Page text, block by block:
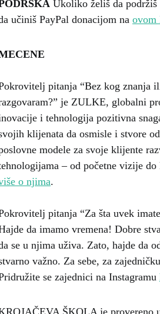
Ukoliko želiš da podržiš
učiniš PayPal donacijom na ovom
pitanja “Bez kog znanja
je ZULKE, globalni
i tehnologija pozitivna
klijenata da osmisle i stvore
modele za svoje klijente
– od početne vizije
o njima.
pitanja “Za šta uvek
da imamo vremena! Dobre
se u njima uživa. Zato, hajde da
važno. Za sebe, za
se zajednici na Instagramu
ŠKOLA je provereno